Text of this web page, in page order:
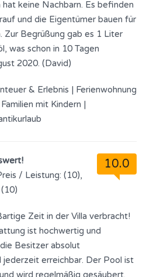
hat keine Nachbarn. Es befinden
und die Eigentümer bauen für
Zur Begrüßung gab es 1 Liter
was schon in 10 Tagen
2020. (David)
& Erlebnis | Ferienwohnung
Familien mit Kindern |
10.0
/ Leistung: (10),
Zeit in der Villa verbracht!
ist hochwertig und
Besitzer absolut
jederzeit erreichbar. Der Pool ist
wird regelmäßig gesäubert.